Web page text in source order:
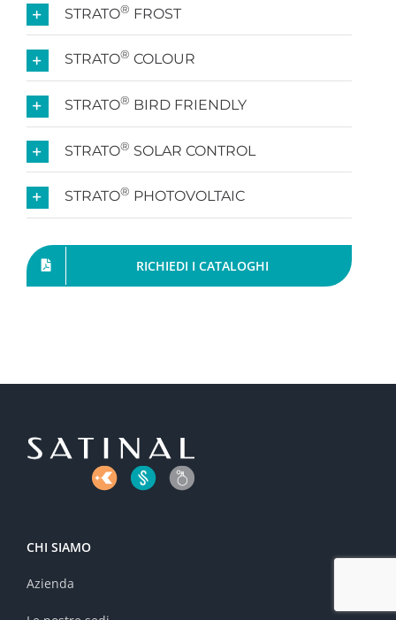
STRATO® FROST
STRATO® COLOUR
STRATO® BIRD FRIENDLY
STRATO® SOLAR CONTROL
STRATO® PHOTOVOLTAIC
RICHIEDI I CATALOGHI
CHI SIAMO
Azienda